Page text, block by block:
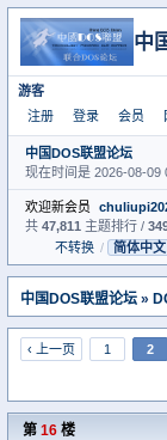
中
游客
注册
登录 会员
中国DOS联盟论坛
现在时间是 2026-08-09
欢迎新会员
共 47,811 主题排行 /
不转换 / 简体中文
中国DOS联盟论坛 »
‹ 上一页 1 2
第 16 楼